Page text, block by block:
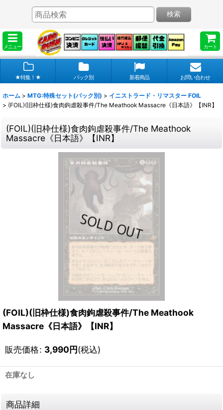
メニュー カート
検索
★特集！★ パック別 新着商品 お問い合わせ
ホーム > MTG:特殊セット(パック別) > イニストラード・リマスター FOIL
> (FOIL)(旧枠仕様)食肉鉤虐殺事件/The Meathook Massacre《日本語》【INR】
(FOIL)(旧枠仕様)食肉鉤虐殺事件/The Meathook
Massacre《日本語》【INR】
(FOIL)(旧枠仕様)食肉鉤虐殺事件/The Meathook
Massacre《日本語》【INR】
販売価格: 3,990円(税込)
在庫なし
商品詳細